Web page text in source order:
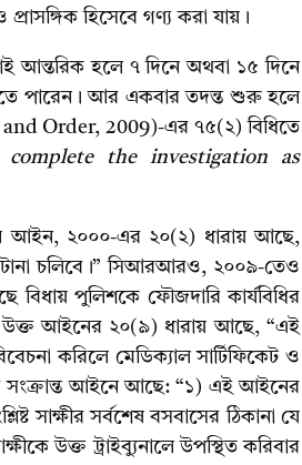
হিসেবে গণ্য করা যায়।
আন্তরিক হলে ৭ দিনে অথবা ১৫ দিনে
পারেন। আর একবার তদন্ত শুরু হলে
Order, 2009)-এর ৭৫(২) বিধিতে
the investigation as
আইন, ২০০০-এর ২০(২) ধারায় আছে,
চলিবে।” সিআরআরও, ২০০৯-তেও
বিধায় পুলিশকে ফৌজদারি কার্যবিধির
উক্ত আইনের ২০(৯) ধারায় আছে, “এই
করিলে মেডিক্যাল সার্টিফিকেট ও
সংক্রান্ত আইনে আছে: “১) এই আইনের
সাক্ষীর সর্বশেষ বসবাসের ঠিকানা যে
উক্ত ট্রাইব্যুনালে উপস্থিত করিবার